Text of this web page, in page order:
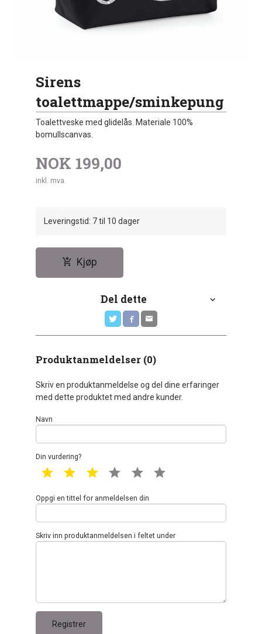
Sirens
toalettmappe/sminkepung
Toalettveske med glidelås. Materiale 100%
bomullscanvas.
NOK 199,00
inkl. mva.
Leveringstid: 7 til 10 dager
Kjøp
Del dette
Produktanmeldelser (0)
Skriv en produktanmeldelse og del dine erfaringer
med dette produktet med andre kunder.
Navn
Din vurdering?
1 star 2 star 3 star 4 star 5 star
Oppgi en tittel for anmeldelsen din
Skriv inn produktanmeldelsen i feltet under